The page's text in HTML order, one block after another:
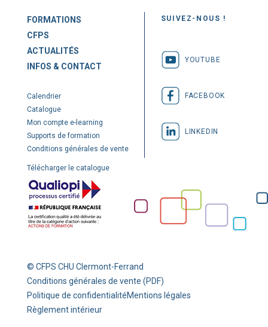
FORMATIONS
CFPS
ACTUALITÉS
INFOS & CONTACT
Calendrier
Catalogue
Mon compte e-learning
Supports de formation
Conditions générales de vente
Télécharger le catalogue
SUIVEZ-NOUS !
YOUTUBE
FACEBOOK
LINKEDIN
© CFPS CHU Clermont-Ferrand
Conditions générales de vente (PDF)
Politique de confidentialitéMentions légales
Règlement intérieur